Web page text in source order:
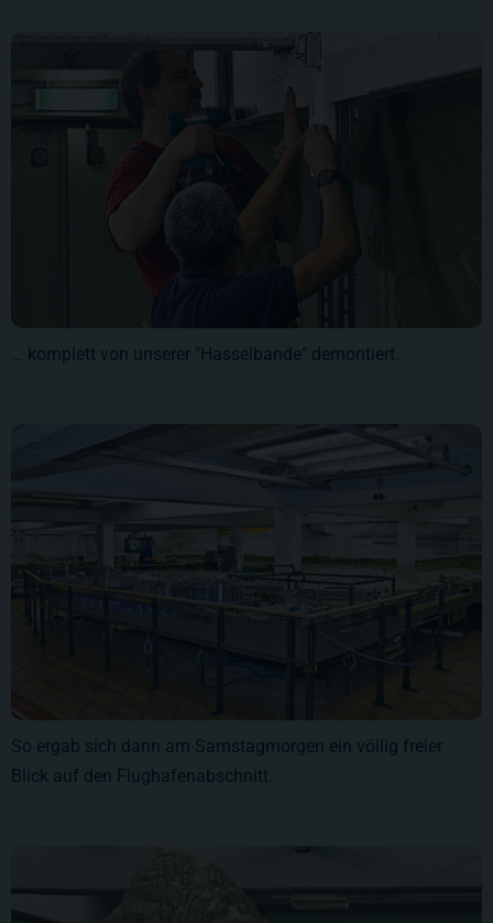
… komplett von unserer "Hasselbande" demontiert.
So ergab sich dann am Samstagmorgen ein völlig freier
Blick auf den Flughafenabschnitt.